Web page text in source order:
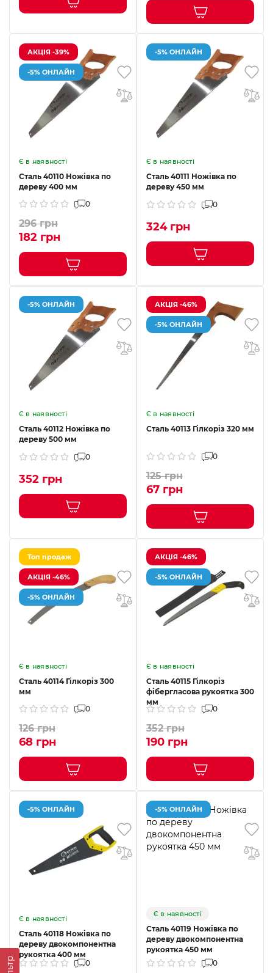
АКЦІЯ -39%
-5% ОНЛАЙН
Є в наявності
Сталь 40110 Ножівка по
дереву 400 мм
0
296 грн
182 грн
-5% ОНЛАЙН
Є в наявності
Сталь 40111 Ножівка по
дереву 450 мм
0
324 грн
-5% ОНЛАЙН
Є в наявності
Сталь 40112 Ножівка по
дереву 500 мм
0
352 грн
АКЦІЯ -46%
-5% ОНЛАЙН
Є в наявності
Сталь 40113 Гілкоріз 320 мм
0
125 грн
67 грн
Топ продаж
АКЦІЯ -46%
-5% ОНЛАЙН
Є в наявності
Сталь 40114 Гілкоріз 300
мм
0
126 грн
68 грн
АКЦІЯ -46%
-5% ОНЛАЙН
Є в наявності
Сталь 40115 Гілкоріз
фібергласова рукоятка 300
мм
0
352 грн
190 грн
-5% ОНЛАЙН
Є в наявності
Сталь 40118 Ножівка по
дереву двокомпонентна
рукоятка 400 мм
0
-5% ОНЛАЙН
Є в наявності
Сталь 40119 Ножівка по
дереву двокомпонентна
рукоятка 450 мм
0